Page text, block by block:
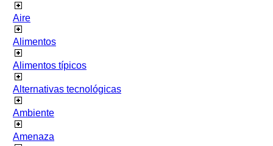
Aire
Alimentos
Alimentos típicos
Alternativas tecnológicas
Ambiente
Amenaza